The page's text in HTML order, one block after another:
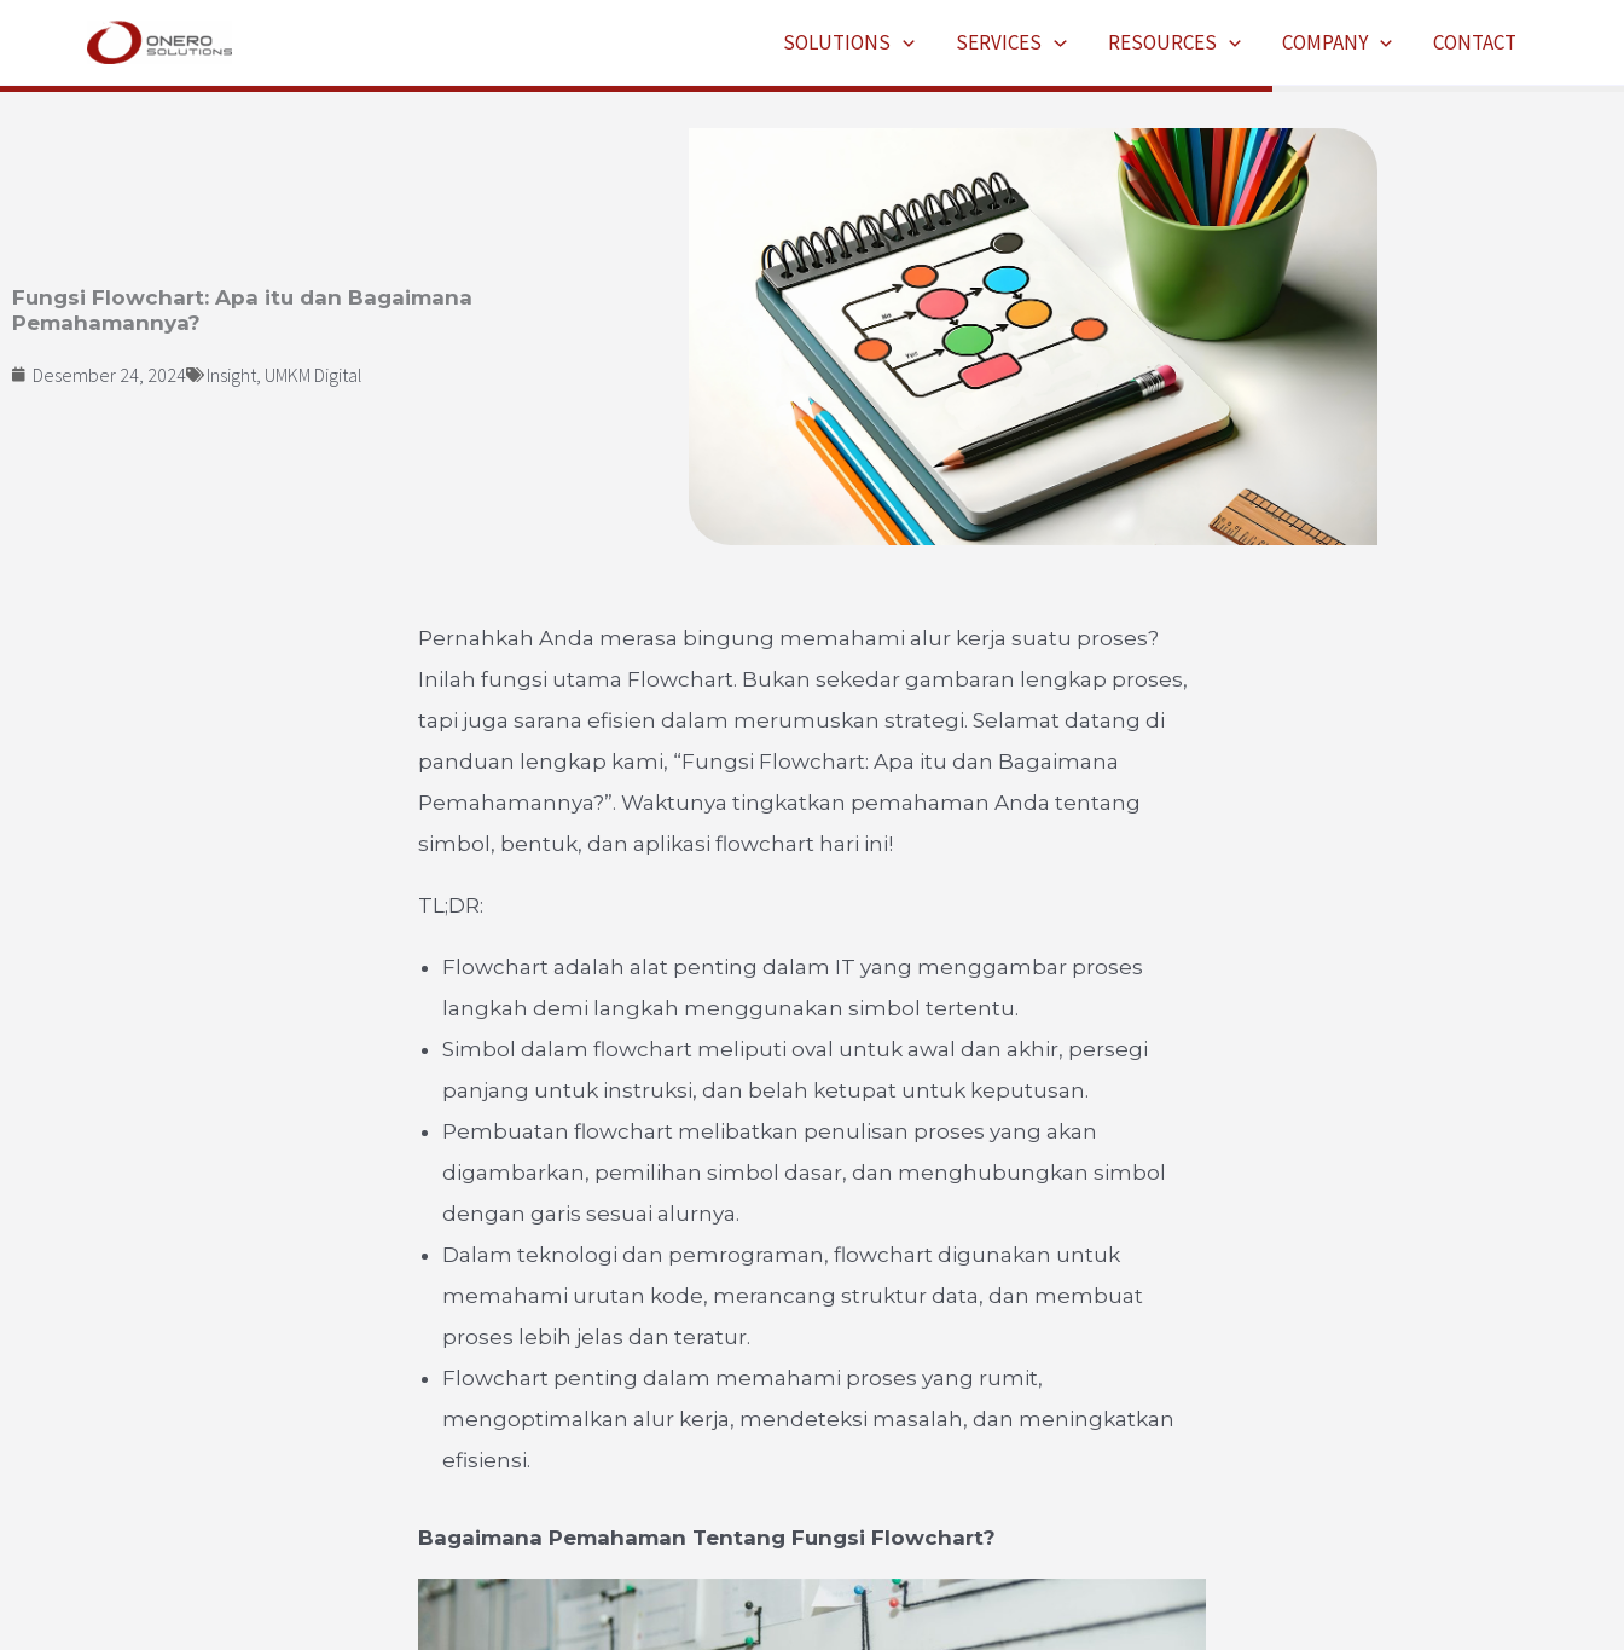
konten
SOLUTIONS SERVICES RESOURCES COMPANY CONTACT
Fungsi Flowchart: Apa itu dan Bagaimana
Pemahamannya?
Desember 24, 2024 Insight UMKM Digital
Pernahkah Anda merasa bingung memahami alur kerja suatu proses?
Inilah fungsi utama Flowchart. Bukan sekedar gambaran lengkap proses,
tapi juga sarana efisien dalam merumuskan strategi. Selamat datang di
panduan lengkap kami, “Fungsi Flowchart: Apa itu dan Bagaimana
Pemahamannya?”. Waktunya tingkatkan pemahaman Anda tentang
simbol, bentuk, dan aplikasi flowchart hari ini!
TL;DR:
Flowchart adalah alat penting dalam IT yang menggambar proses
langkah demi langkah menggunakan simbol tertentu.
Simbol dalam flowchart meliputi oval untuk awal dan akhir, persegi
panjang untuk instruksi, dan belah ketupat untuk keputusan.
Pembuatan flowchart melibatkan penulisan proses yang akan
digambarkan, pemilihan simbol dasar, dan menghubungkan simbol
dengan garis sesuai alurnya.
Dalam teknologi dan pemrograman, flowchart digunakan untuk
memahami urutan kode, merancang struktur data, dan membuat
proses lebih jelas dan teratur.
Flowchart penting dalam memahami proses yang rumit,
mengoptimalkan alur kerja, mendeteksi masalah, dan meningkatkan
efisiensi.
Bagaimana Pemahaman Tentang Fungsi Flowchart?